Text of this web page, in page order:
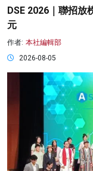
DSE 2026｜聯招放
元
作者: 本社編輯部
2026-08-05